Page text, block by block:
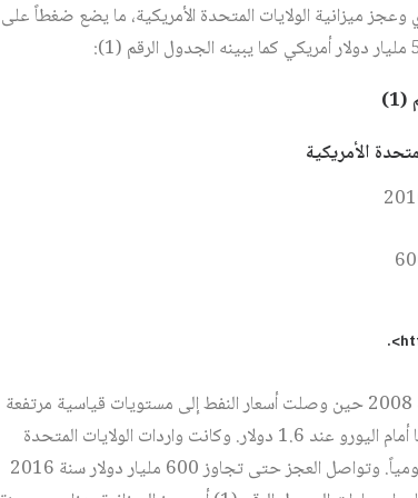
وعجز ميزانية الولايات المتحدة الأمريكية، ما يضع ضغطاً على
الأمريكية
>.
ما يسجل على هذا الجدول أن أكبر عجز سجلته الولايات المتحدة كان سنة 2008 حين وصلت أسعار النفط إلى مستويات قياسية مرتفعة
عند 147 دولاراً للبرميل، في حين سجلت العملة الأمريكية أدنى مستوياتها أمام اليورو عند 1.6 دولار. وكانت واردات الولايات المتحدة
الأمريكية الصافية من النفط ومشتقاته حينها تبلغ 12 مليون برميل نفط يومياً. وتواصل العجز حتى تجاوز 600 مليار دولار سنة 2016